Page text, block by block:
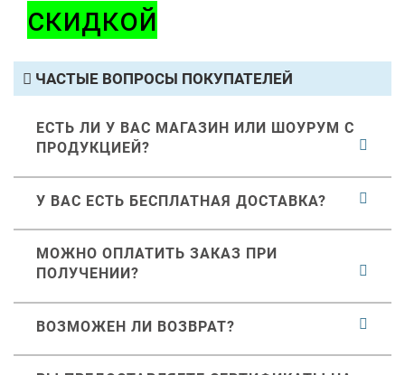
скидкой
ЧАСТЫЕ ВОПРОСЫ ПОКУПАТЕЛЕЙ
ЕСТЬ ЛИ У ВАС МАГАЗИН ИЛИ ШОУРУМ С
ПРОДУКЦИЕЙ?
У ВАС ЕСТЬ БЕСПЛАТНАЯ ДОСТАВКА?
МОЖНО ОПЛАТИТЬ ЗАКАЗ ПРИ
ПОЛУЧЕНИИ?
ВОЗМОЖЕН ЛИ ВОЗВРАТ?